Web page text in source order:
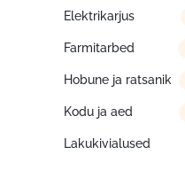
Tootekategooriad
Elektrikarjus
Farmitarbed
Hobune ja ratsanik
Kodu ja aed
Lakukivialused